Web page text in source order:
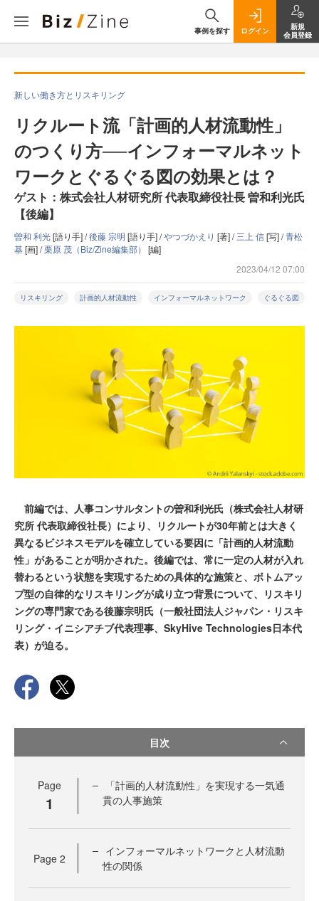
事例を探す ログイン
新規
会員登録
新しい働き方とリスキリング
リクルート流「計画的人材流動性」
のつくり方──インフォーマルネット
ワークとぐるぐる図の効果とは？
ゲスト：株式会社人材研究所 代表取締役社長 曽和利光氏
【後編】
曽和 利光[語り手] /後藤 宗明 [語り手] /やつづかえり [著] /三上 信[写] /青松
基[画] /栗原 茂（Biz/Zine編集部） [編]
2023/04/12 07:00
リスキリング 計画的人材流動性 インフォーマルネットワーク ぐるぐる図
前編では、人事コンサルタントの曽和利光氏（株式会社人材研
究所 代表取締役社長）により、リクルートが30年前とは大きく
異なるビジネスモデルを確立している要因に「計画的人材流動
性」があることが明かされた。後編では、常に一定の人材が入れ
替わるという状態を実現するための具体的な施策と、ボトムアッ
プ型の自律的なリスキリングが成り立つ背景について、リスキリ
ングの専門家である後藤宗明氏（一般社団法人ジャパン・リスキ
リング・イニシアチブ代表理事、SkyHive Technologies日本代
表）が迫る。
目次
Page
1
「計画的人材流動性」を実現する一気通
貫の人事施策
Page 2
インフォーマルネットワークと人材流動
性の関係